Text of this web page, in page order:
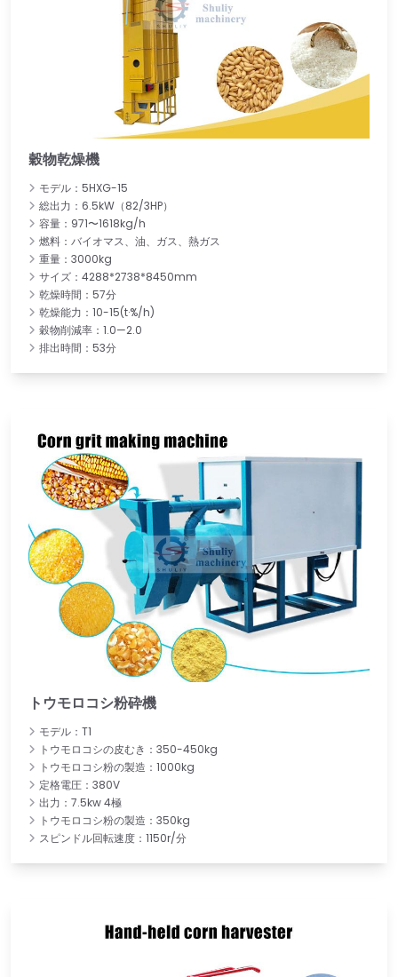
穀物乾燥機
モデル：5HXG-15
総出力：6.5kW（82/3HP）
容量：971〜1618kg/h
燃料：バイオマス、油、ガス、熱ガス
重量：3000kg
サイズ：4288*2738*8450mm
乾燥時間：57分
乾燥能力：10-15(t·%/h)
穀物削減率：1.0—2.0
排出時間：53分
トウモロコシ粉砕機
モデル：T1
トウモロコシの皮むき：350-450kg
トウモロコシ粉の製造：1000kg
定格電圧：380V
出力：7.5kw 4極
トウモロコシ粉の製造：350kg
スピンドル回転速度：1150r/分